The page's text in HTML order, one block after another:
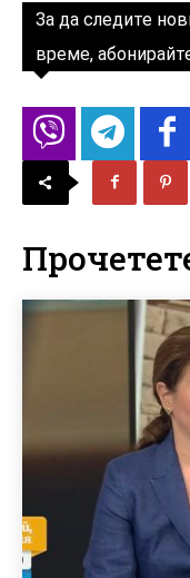
За да следите
време,